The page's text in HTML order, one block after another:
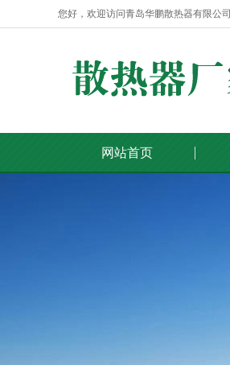
您好，欢迎访问青岛华鹏散热器有限公司
网站首页